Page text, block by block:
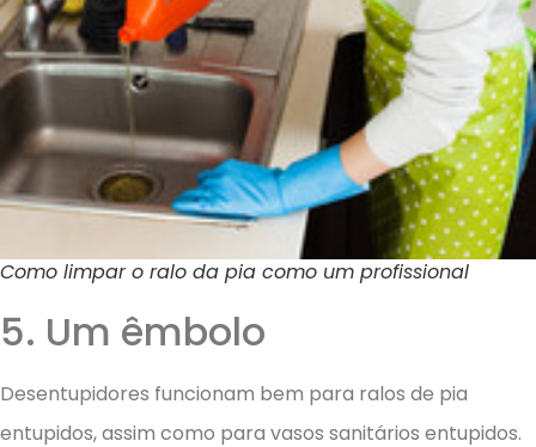
Como limpar o ralo da pia como um profissional
5. Um êmbolo
Desentupidores funcionam bem para ralos de pia
entupidos, assim como para vasos sanitários entupidos.